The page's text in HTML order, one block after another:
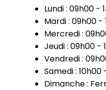
Lundi : 09h00 -
Mardi : 09h00 -
Mercredi :
Jeudi : 09h00 -
Vendredi :
Samedi : 10h00
Dimanche :